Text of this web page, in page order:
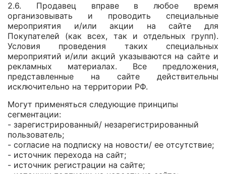
2.6. Продавец вправе в любое время
организовывать и проводить специальные
мероприятия и/или акции на сайте для
Покупателей (как всех, так и отдельных групп).
Условия проведения таких специальных
мероприятий и/или акций указываются на сайте и
рекламных материалах. Все предложения,
представленные на сайте действительны
исключительно на территории РФ.
Могут применяться следующие принципы
сегментации:
- зарегистрированный/ незарегистрированный
пользователь;
- согласие на подписку на новости/ ее отсутствие;
- источник перехода на сайт;
- источник регистрации на сайте;